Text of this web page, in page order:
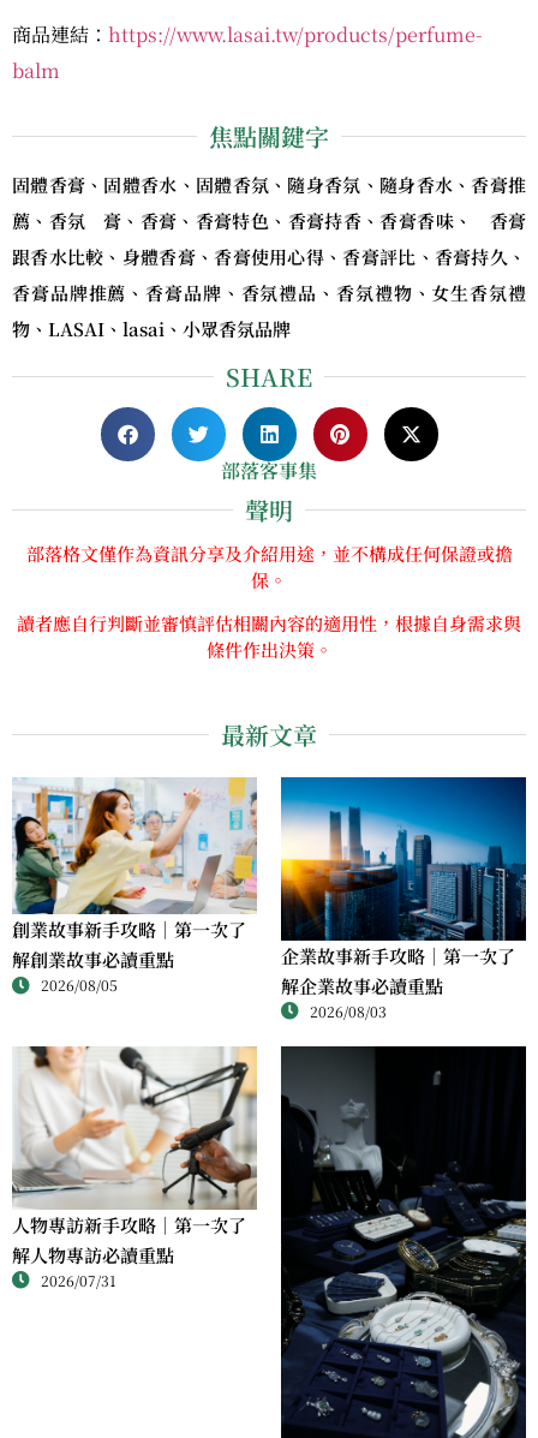
商品連結： https://www.lasai.tw/products/perfume-
balm
焦點關鍵字
固體香膏、固體香水、固體香氛、隨身香氛、隨身香水、香膏推
薦、香氛 膏、香膏、香膏特色、香膏持香、香膏香味、 香膏
跟香水比較、身體香膏、香膏使用心得、香膏評比、香膏持久、
香膏品牌推薦、香膏品牌、香氛禮品、香氛禮物、女生香氛禮
物、LASAI、lasai、小眾香氛品牌
SHARE
部落客事集
聲明
部落格文僅作為資訊分享及介紹用途，並不構成任何保證或擔
保。
讀者應自行判斷並審慎評估相關內容的適用性，根據自身需求與
條件作出決策。
最新文章
創業故事新手攻略｜第一次了
解創業故事必讀重點
2026/08/05
企業故事新手攻略｜第一次了
解企業故事必讀重點
2026/08/03
人物專訪新手攻略｜第一次了
解人物專訪必讀重點
2026/07/31